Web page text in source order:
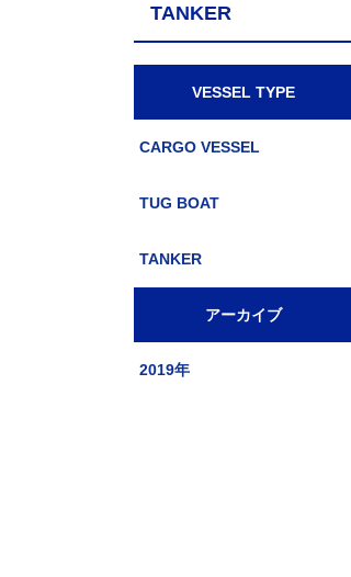
TANKER
VESSEL TYPE
CARGO VESSEL
TUG BOAT
TANKER
アーカイブ
2019年